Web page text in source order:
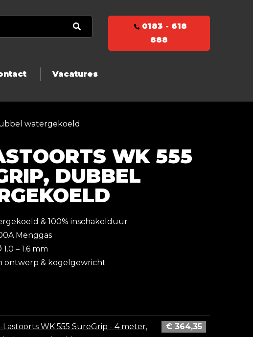
0183 - 618
888
Vacatures
watergekoeld
WK 555
DUBBEL
& 100% inschakelduur
Menggas
– 1.6 mm
ontwerp & kogelgewricht
Lastoorts WK 555 SureGrip - 4 meter,
€364,35